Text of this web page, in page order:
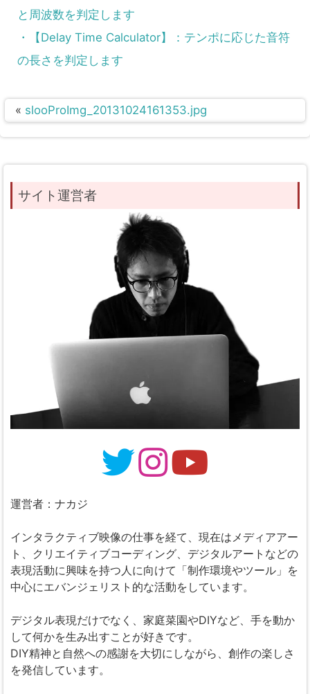
と周波数を判定します
・【Delay Time Calculator】：テンポに応じた音符
の長さを判定します
« slooProImg_20131024161353.jpg
サイト運営者
運営者：ナカジ
インタラクティブ映像の仕事を経て、現在はメディアアー
ト、クリエイティブコーディング、デジタルアートなどの
表現活動に興味を持つ人に向けて「制作環境やツール」を
中心にエバンジェリスト的な活動をしています。
デジタル表現だけでなく、家庭菜園やDIYなど、手を動か
して何かを生み出すことが好きです。
DIY精神と自然への感謝を大切にしながら、創作の楽しさ
を発信しています。